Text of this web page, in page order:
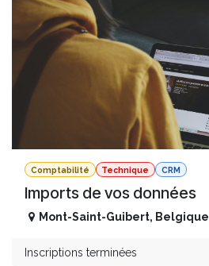
Comptabilité Technique CRM
Imports de vos données
Mont-Saint-Guibert, Belgique
Inscriptions terminées